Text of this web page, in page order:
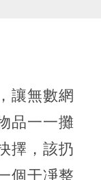
讓無數網
品一一攤
擇，該扔
個干凈整